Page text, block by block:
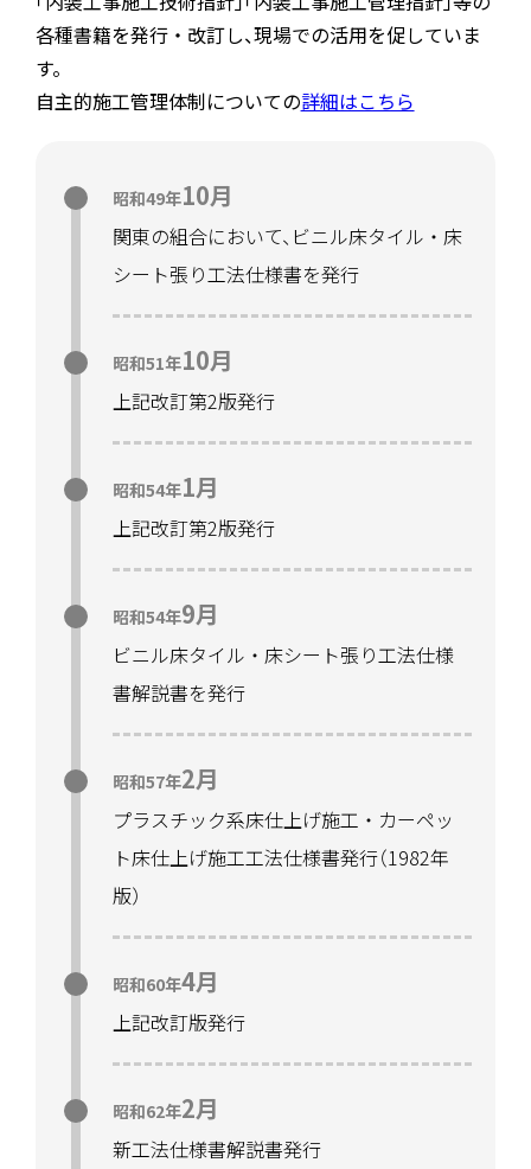
化ビジョン（需要の質的変化に即応し、持
は）」の策定
平成5年10月1日
ジェイシフ「人づくりプログラム 」―内装
仕上工事業界の担い手「技術･技能従事
9月7日
「 第8回ジェイシフ全国技能競技大会
を建
設省
、 労働省 、
北海道 、中央職業能力開発協
3月3日-3月6日
る。床仕上げ競技において初の内閣総理大
臣賞を獲得
平成8年3月
「ジェイシフビジョン2001」を策定
11月10日
ジェイシフ創立20周年記念
フォーラム 」を東京都「シニアワーク東
京」において開催
5月27日
ジェイシフ創立20周年記念祝賀会を開催
各種書籍を発行・改訂し、現場での活用を促していま
す。
自主的施工管理体制についての詳細はこちら
昭和49年10月
関東の組合において、ビニル床タイル・床
シート張り工法仕様書を発行
昭和51年10月
上記改訂第2版発行
昭和54年1月
上記改訂第2版発行
昭和54年9月
ビニル床タイル・床シート張り工法仕様
書解説書を発行
昭和57年2月
プラスチック系床仕上げ施工・カーペッ
ト床仕上げ施工工法仕様書発行（1982年
版）
昭和60年4月
上記改訂版発行
昭和62年2月
新工法仕様書解説書発行